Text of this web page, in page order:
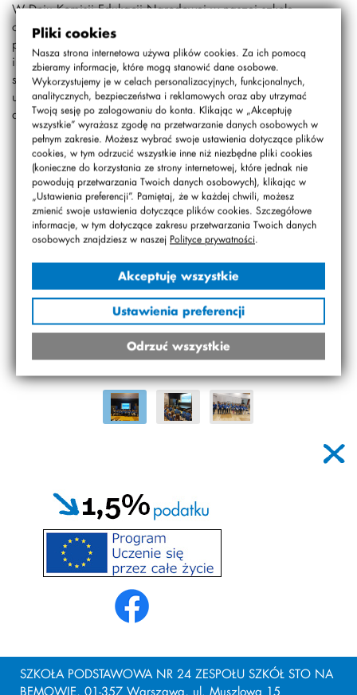
Pliki cookies
Nasza strona internetowa używa plików cookies. Za ich pomocą
zbieramy informacje, które mogą stanowić dane osobowe.
Wykorzystujemy je w celach personalizacyjnych, funkcjonalnych,
analitycznych, bezpieczeństwa i reklamowych oraz aby utrzymać
Twoją sesję po zalogowaniu do konta. Klikając w „Akceptuję
wszystkie” wyrażasz zgodę na przetwarzanie danych osobowych w
pełnym zakresie. Możesz wybrać swoje ustawienia dotyczące plików
cookies, w tym odrzucić wszystkie inne niż niezbędne pliki cookies
(konieczne do korzystania ze strony internetowej, które jednak nie
powodują przetwarzania Twoich danych osobowych), klikając w
„Ustawienia preferencji”. Pamiętaj, że w każdej chwili, możesz
zmienić swoje ustawienia dotyczące plików cookies. Szczegółowe
informacje, w tym dotyczące zakresu przetwarzania Twoich danych
osobowych znajdziesz w naszej Polityce prywatności.
Akceptuję wszystkie
Ustawienia preferencji
Odrzuć wszystkie
W Dniu Komisji Edukacji Narodowej w naszej szkole
odbyło się uroczyste pasowanie na ucznia klas
pierwszych. Po zmierzeniu się z wyzwaniami
intelektualnymi, sportowymi oraz po zaśpiewaniu naszego
szkolnego hymnu pani dyrektor Ewa Pytlak wręczyła
uczniom dyplomy oraz upominki od Zarządu. Następnie
dumni uczniowie wzięli udział w STOkatonie.
SZKOŁA PODSTAWOWA NR 24 ZESPOŁU SZKÓŁ STO NA
BEMOWIE, 01-357 Warszawa, ul. Muszlowa 15